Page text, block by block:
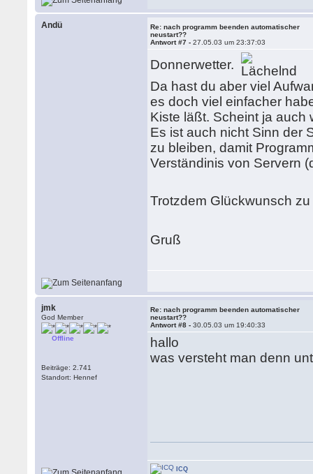
Andü
Re: nach programm beenden automatischer
neustart??
Antwort #7 -27.05.03 um 23:37:03
Donnerwetter.
Da hast du aber viel
es doch viel einfacher
Kiste läßt. Scheint ja auch
Es ist auch nicht Sinn der
zu bleiben, damit
Verständinis von Servern
Trotzdem Glückwunsch
Gruß
jmk
God Member
Offline
Beiträge: 2.741
Standort: Hennef
Re: nach programm beenden automatischer
neustart??
Antwort #8 -30.05.03 um 19:40:33
hallo
was versteht man denn
ICQ